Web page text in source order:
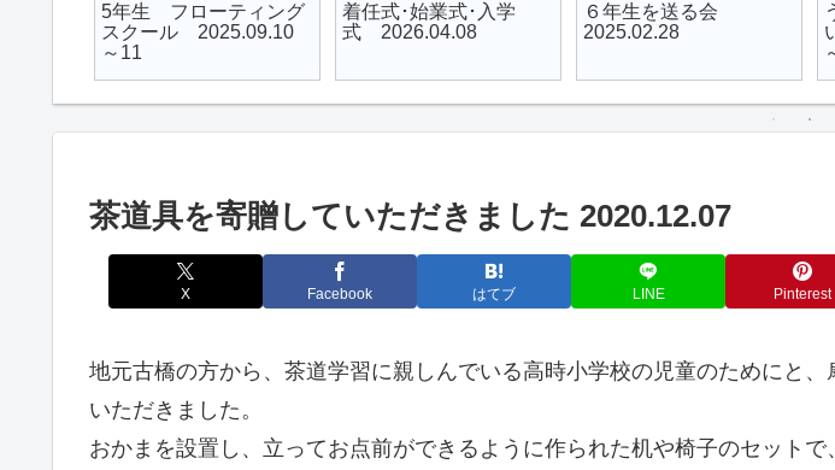
5年生 フローティング
スクール 2025.09.10
～11
着任式･始業式･入学
式 2026.04.08
６年生を送る会
2025.02.28
茶道具を寄贈していただきました 2020.12.07
X Facebook はてブ LINE Pinterest
地元古橋の方から、茶道学習に親しんでいる高時小学校の児童のためにと
いただきました。
おかまを設置し、立ってお点前ができるように作られた机や椅子のセット